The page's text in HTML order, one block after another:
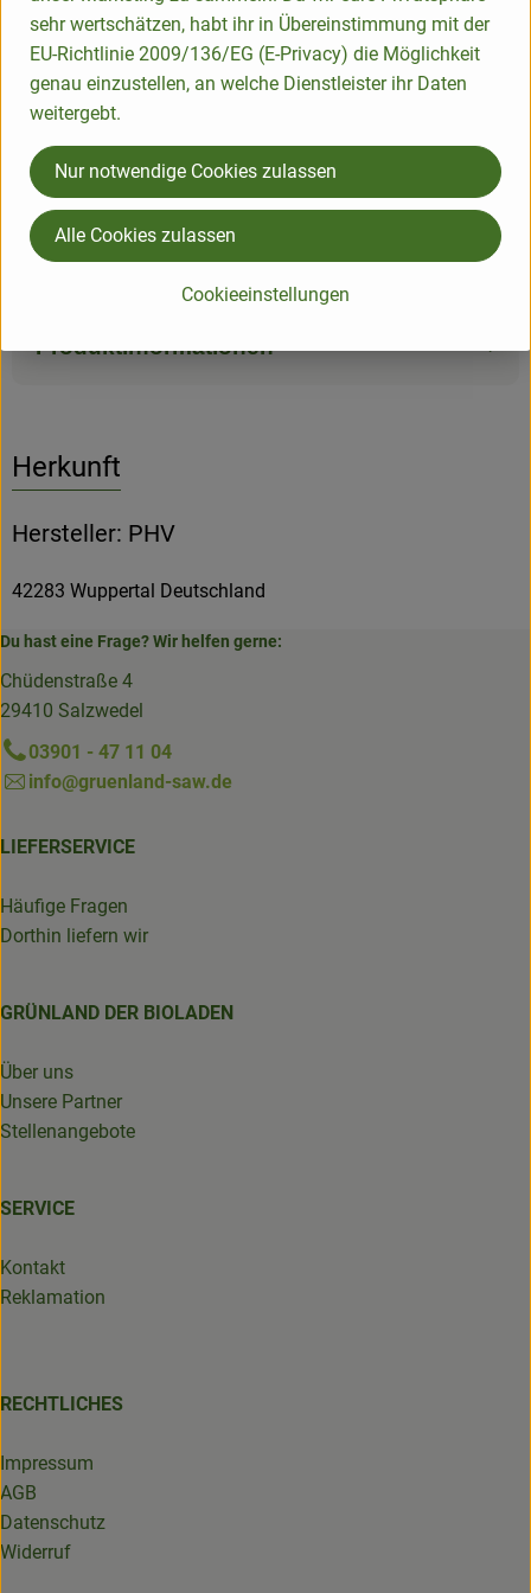
Und auch wenn es Kinderzimmerkalender heißt, ein wenig
Augenzwinkern und Schmunzeln brauchen wir Großen doch
wohl auch! Habt viel Freude mit den Spitzbübigkeiten und
Lebensfreude-Momenten auf den Karten.
Material: Papier
Maße: 10,5 x 10,8 cm
Herkunft: Peter-Hammer-Verlag, ein engagierter Kinder- und
Produktinformationen
Herkunft
Hersteller: PHV
42283 Wuppertal Deutschland
Du hast eine Frage? Wir helfen gerne:
Chüdenstraße 4
29410 Salzwedel
03901 - 47 11 04
info@gruenland-saw.de
LIEFERSERVICE
Häufige Fragen
Dorthin liefern wir
GRÜNLAND DER BIOLADEN
Über uns
Unsere Partner
Stellenangebote
SERVICE
Kontakt
Reklamation
RECHTLICHES
Impressum
AGB
Datenschutz
Widerruf
sehr wertschätzen, habt ihr in Übereinstimmung mit der
EU-Richtlinie 2009/136/EG (E-Privacy) die Möglichkeit
genau einzustellen, an welche Dienstleister ihr Daten
weitergebt.
Cookieeinstellungen
Nur notwendige Cookies zulassen
Alle Cookies zulassen